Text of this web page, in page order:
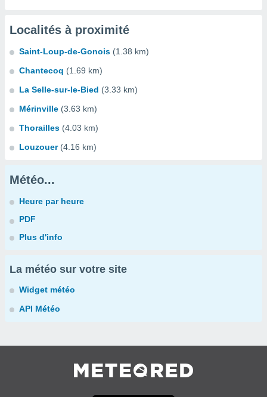
Localités à proximité
Saint-Loup-de-Gonois (1.38 km)
Chantecoq (1.69 km)
La Selle-sur-le-Bied (3.33 km)
Mérinville (3.63 km)
Thorailles (4.03 km)
Louzouer (4.16 km)
Météo...
Heure par heure
PDF
Plus d'info
La météo sur votre site
Widget météo
API Météo